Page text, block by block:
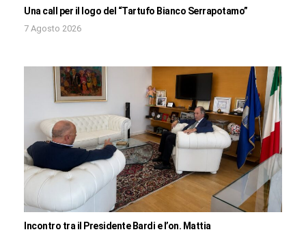
Una call per il logo del “Tartufo Bianco Serrapotamo”
7 Agosto 2026
Incontro tra il Presidente Bardi e l’on. Mattia